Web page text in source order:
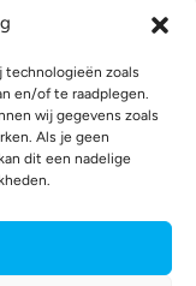
technologieën zoals
en/of te raadplegen.
wij gegevens zoals
Als je geen
dit een nadelige